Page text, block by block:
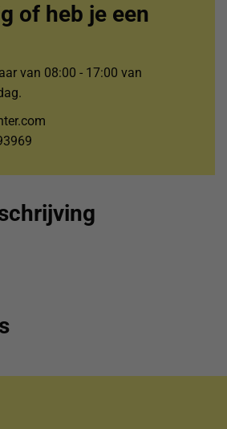
of heb je een
van 08:00 - 17:00 van